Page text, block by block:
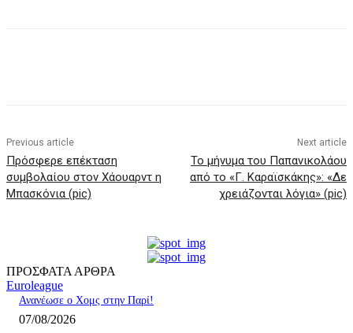
Previous article
Πρόσφερε επέκταση
συμβολαίου στον Χάουαρντ η
Μπασκόνια (pic)
Next article
Το μήνυμα του Παπανικολάου
από το «Γ. Καραϊσκάκης»: «Δε
χρειάζονται λόγια» (pic)
ΠΡΟΣΦΑΤΑ ΑΡΘΡΑ
Euroleague
Ανανέωσε ο Χομς στην Παρί!
07/08/2026